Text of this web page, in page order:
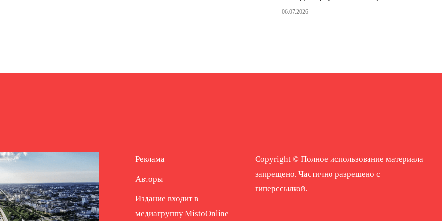
06.07.2026
Реклама
Авторы
Издание входит в
медиагруппу MistoOnline
Copyright © Полное использование материала
запрещено. Частично разрешено с
гиперссылкой.